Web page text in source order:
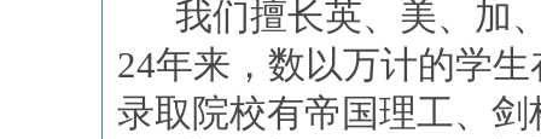
我们擅长英、美、加
24年来，数以万计的学
录取院校有帝国理工、